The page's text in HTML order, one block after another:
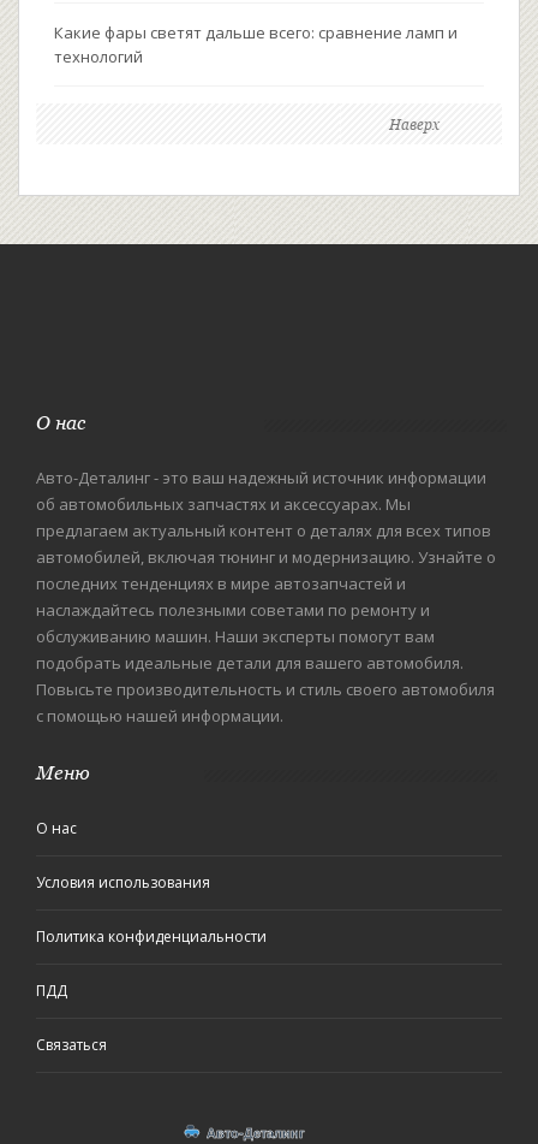
Какие фары светят дальше всего: сравнение ламп и
технологий
Наверх
О нас
Авто-Деталинг - это ваш надежный источник информации
об автомобильных запчастях и аксессуарах. Мы
предлагаем актуальный контент о деталях для всех типов
автомобилей, включая тюнинг и модернизацию. Узнайте о
последних тенденциях в мире автозапчастей и
наслаждайтесь полезными советами по ремонту и
обслуживанию машин. Наши эксперты помогут вам
подобрать идеальные детали для вашего автомобиля.
Повысьте производительность и стиль своего автомобиля
с помощью нашей информации.
Меню
О нас
Условия использования
Политика конфиденциальности
ПДД
Связаться